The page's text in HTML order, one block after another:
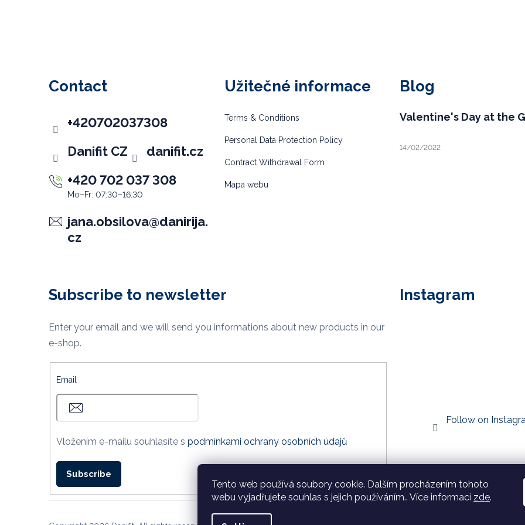
Tento web používá soubory cookie. Dalším procházením tohoto
webu vyjadřujete souhlas s jejich používáním.. Více informací zde.
Contact
jana.obsilova@danirija.
cz
+420 702 037 308
Danifit CZ danifit.cz
+420702037308
Užitečné informace
Terms & Conditions
Personal Data Protection Policy
Contract Withdrawal Form
Mapa webu
Blog
Valentine's Day at the
14/02/2022
Subscribe to newsletter
Enter your email and we will send you informations about new products in our
e-shop.
Email
Vložením e-mailu souhlasíte s podmínkami ochrany osobních údajů
Subscribe
Instagram
Follow on